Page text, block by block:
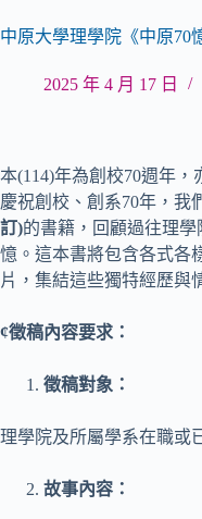
中原大學理學院《中原70
2025 年 4 月 17 日
本(114)年為創校70週年
慶祝創校、創系70年，我
訂)的書籍，回顧過往理
憶。這本書將包含各式各
片，集結這些獨特經歷與
¢徵稿內容要求：
徵稿對象：
理學院及所屬學系在職或
故事內容：